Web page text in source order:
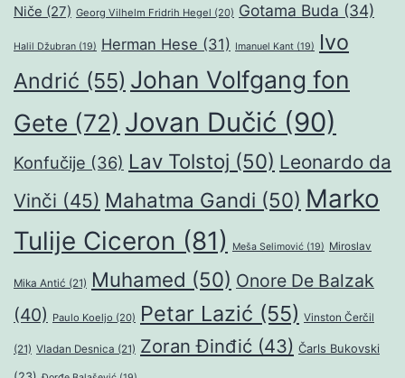
Niče (27) Georg Vilhelm Fridrih Hegel (20) Gotama Buda (34)
Halil Džubran (19) Herman Hese (31) Imanuel Kant (19)
Ivo
Andrić (55) Johan Volfgang fon
Gete (72) Jovan Dučić (90)
Konfučije (36) Lav Tolstoj (50) Leonardo da
Vinči (45) Mahatma Gandi (50) Marko
Tulije Ciceron (81) Meša Selimović (19) Miroslav
Mika Antić (21) Muhamed (50) Onore De Balzak
(40) Paulo Koeljo (20) Petar Lazić (55) Vinston Čerčil
(21) Vladan Desnica (21) Zoran Đinđić (43) Čarls Bukovski